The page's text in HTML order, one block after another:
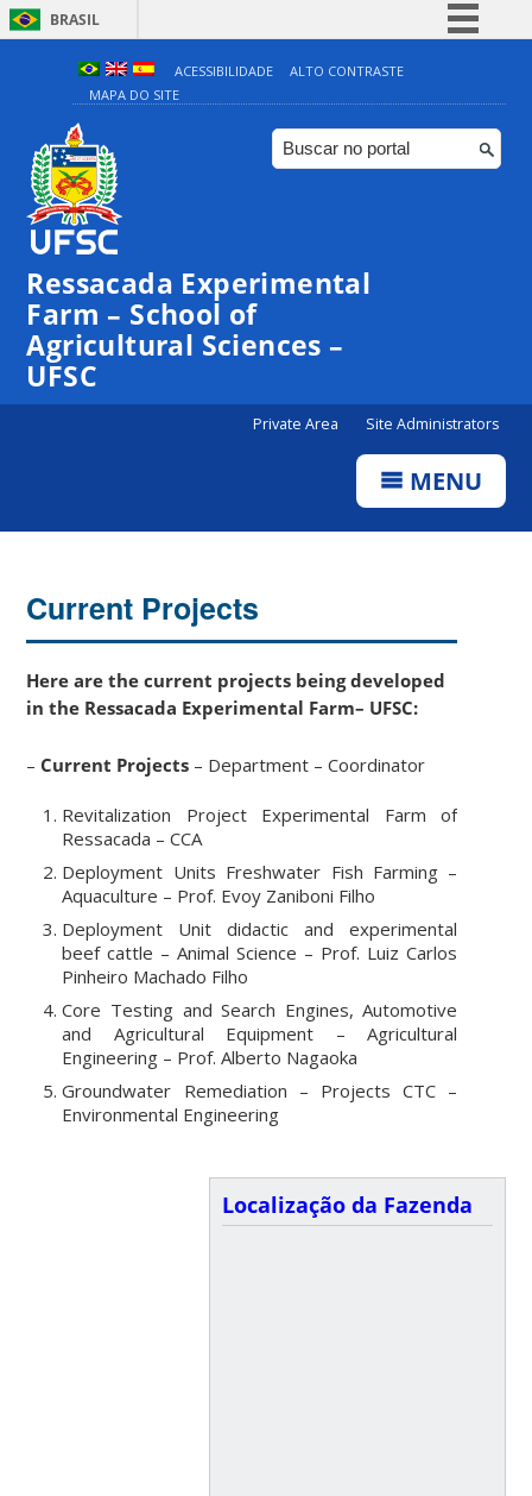
BRASIL
Simplifique!
Comunica BR
Participe
ACESSIBILIDADE
ALTO CONTRASTE
MAPA DO SITE
Ressacada Experimental
Farm – School of
Agricultural Sciences –
UFSC
Private Area Site Administrators
MENU
Current Projects
Here are the current projects being developed
in the Ressacada Experimental Farm– UFSC:
– Current Projects – Department – Coordinator
Revitalization Project Experimental Farm of
Ressacada – CCA
Deployment Units Freshwater Fish Farming –
Aquaculture – Prof. Evoy Zaniboni Filho
Deployment Unit didactic and experimental
beef cattle – Animal Science – Prof. Luiz Carlos
Pinheiro Machado Filho
Core Testing and Search Engines, Automotive
and Agricultural Equipment – Agricultural
Engineering – Prof. Alberto Nagaoka
Groundwater Remediation – Projects CTC –
Environmental Engineering
Localização da Fazenda